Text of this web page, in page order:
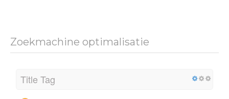
Zoekmachine optimalisatie
Title Tag